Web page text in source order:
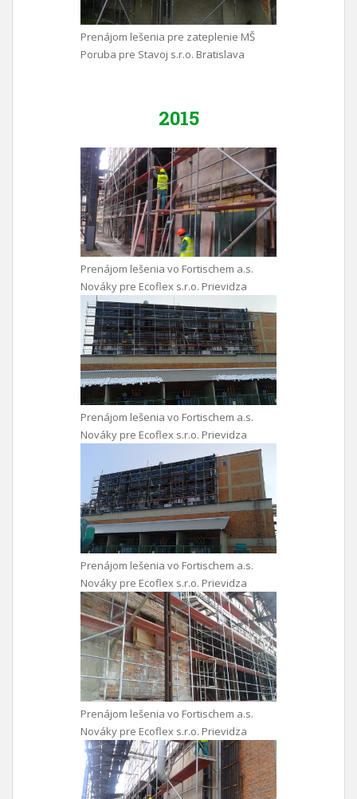
Prenájom lešenia pre zateplenie MŠ
Poruba pre Stavoj s.r.o. Bratislava
2015
Prenájom lešenia vo Fortischem a.s.
Nováky pre Ecoflex s.r.o. Prievidza
Prenájom lešenia vo Fortischem a.s.
Nováky pre Ecoflex s.r.o. Prievidza
Prenájom lešenia vo Fortischem a.s.
Nováky pre Ecoflex s.r.o. Prievidza
Prenájom lešenia vo Fortischem a.s.
Nováky pre Ecoflex s.r.o. Prievidza